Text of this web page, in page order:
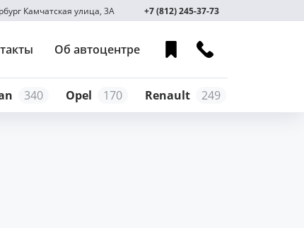
Камчатская улица, 3А +7 (812) 245-37-73
Об автоцентре
340 Opel 170 Renault 249